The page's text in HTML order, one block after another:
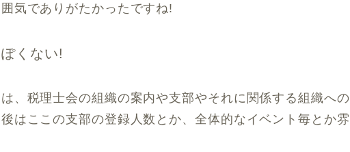
気でありがたかったですね!
くない!
税理士会の組織の案内や支部やそれに関係する組織への
はここの支部の登録人数とか、全体的なイベント毎とか雰